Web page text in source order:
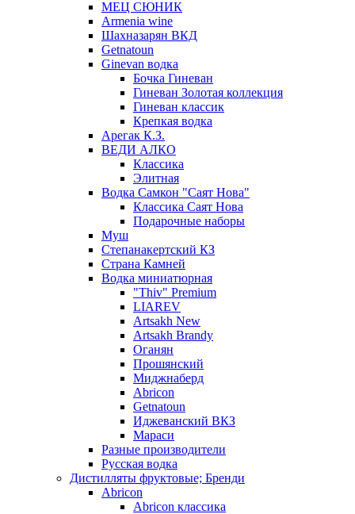
МЕЦ СЮНИК
Armenia wine
Шахназарян ВКД
Getnatoun
Ginevan водка
Бочка Гиневан
Гиневан Золотая коллекция
Гиневан классик
Крепкая водка
Арегак К.З.
ВЕДИ АЛКО
Классика
Элитная
Водка Самкон "Саят Нова"
Классика Саят Нова
Подарочные наборы
Муш
Степанакертский КЗ
Страна Камней
Водка миниатюрная
"Thiv" Premium
LIAREV
Artsakh New
Artsakh Brandy
Оганян
Прошянский
Миджнаберд
Abricon
Getnatoun
Иджеванский ВКЗ
Мараси
Разные производители
Русская водка
Дистилляты фруктовые; Бренди
Abricon
Abricon классика